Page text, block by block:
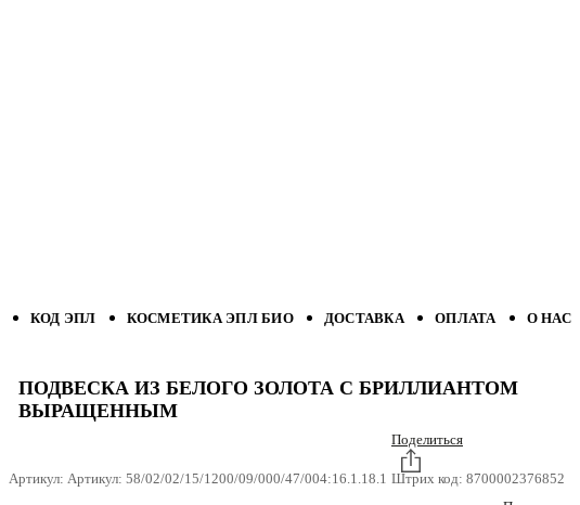
КОД ЭПЛ КОСМЕТИКА ЭПЛ БИО ДОСТАВКА ОПЛАТА О НАС
ПОДВЕСКА ИЗ БЕЛОГО ЗОЛОТА С БРИЛЛИАНТОМ
ВЫРАЩЕННЫМ
Артикул: Артикул: 58/02/02/15/1200/09/000/47/004:16.1.18.1
Поделиться
Штрих код: 8700002376852